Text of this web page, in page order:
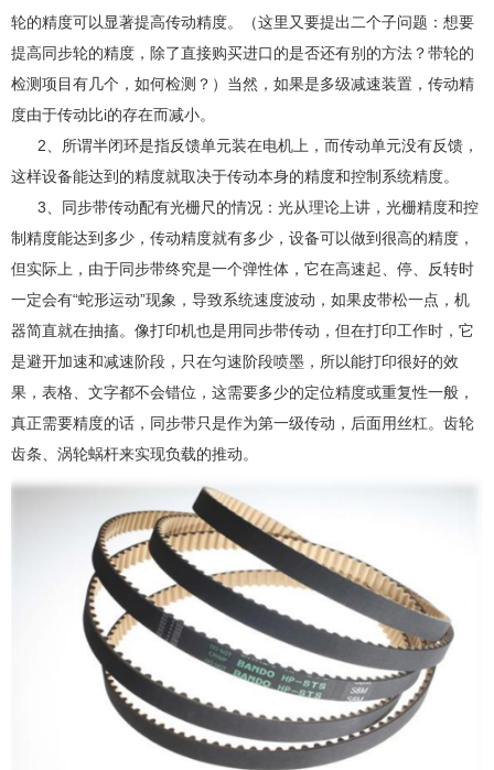
轮的精度可以显著提高传动精度。（这里又要提出二个子问题：想要
提高同步轮的精度，除了直接购买进口的是否还有别的方法？带轮的
检测项目有几个，如何检测？）当然，如果是多级减速装置，传动精
度由于传动比i的存在而减小。
2、所谓半闭环是指反馈单元装在电机上，而传动单元没有反馈，
这样设备能达到的精度就取决于传动本身的精度和控制系统精度。
3、同步带传动配有光栅尺的情况：光从理论上讲，光栅精度和控
制精度能达到多少，传动精度就有多少，设备可以做到很高的精度，
但实际上，由于同步带终究是一个弹性体，它在高速起、停、反转时
一定会有“蛇形运动”现象，导致系统速度波动，如果皮带松一点，机
器简直就在抽搐。像打印机也是用同步带传动，但在打印工作时，它
是避开加速和减速阶段，只在匀速阶段喷墨，所以能打印很好的效
果，表格、文字都不会错位，这需要多少的定位精度或重复性一般，
真正需要精度的话，同步带只是作为第一级传动，后面用丝杠。齿轮
齿条、涡轮蜗杆来实现负载的推动。